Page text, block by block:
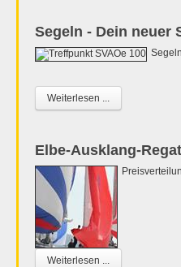
Segeln - Dein neuer
Weiterlesen ...
Elbe-Ausklang-
Weiterlesen ...